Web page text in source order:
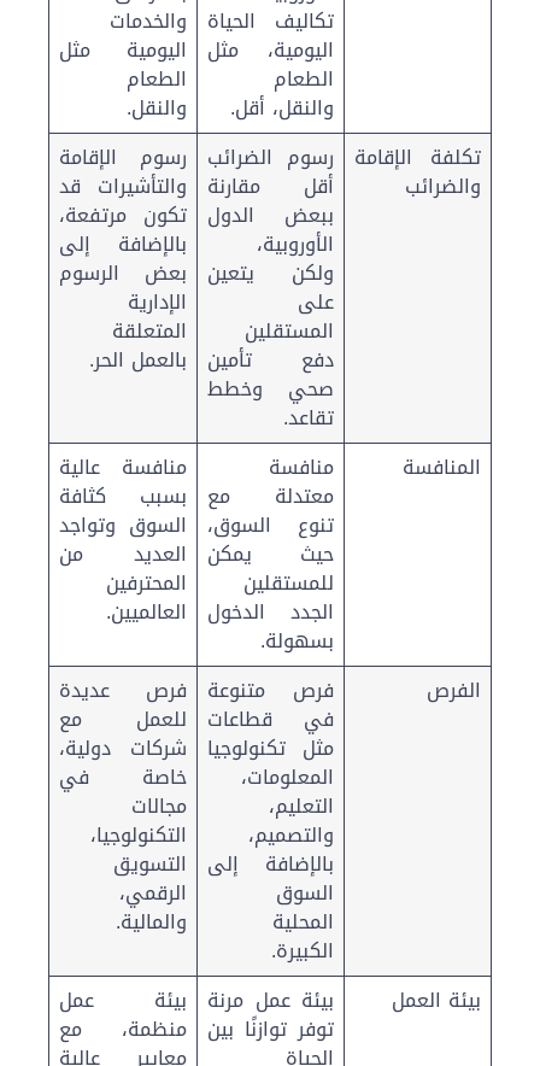
تكاليف الحياة
اليومية، مثل
الطعام
والنقل، أقل.
والخدمات
اليومية مثل
الطعام
والنقل.
تكلفة الإقامة
والضرائب
رسوم الضرائب
أقل مقارنة
ببعض الدول
الأوروبية،
ولكن يتعين
على
المستقلين
دفع تأمين
صحي وخطط
تقاعد.
رسوم الإقامة
والتأشيرات قد
تكون مرتفعة،
بالإضافة إلى
بعض الرسوم
الإدارية
المتعلقة
بالعمل الحر.
المنافسة منافسة
معتدلة مع
تنوع السوق،
حيث يمكن
للمستقلين
الجدد الدخول
بسهولة.
منافسة عالية
بسبب كثافة
السوق وتواجد
العديد من
المحترفين
العالميين.
الفرص فرص متنوعة
في قطاعات
مثل تكنولوجيا
المعلومات،
التعليم،
والتصميم،
بالإضافة إلى
السوق
المحلية
الكبيرة.
فرص عديدة
للعمل مع
شركات دولية،
خاصة في
مجالات
التكنولوجيا،
التسويق
الرقمي،
والمالية.
بيئة العمل بيئة عمل مرنة
توفر توازنًا بين
الحياة
بيئة عمل
منظمة، مع
معايير عالية